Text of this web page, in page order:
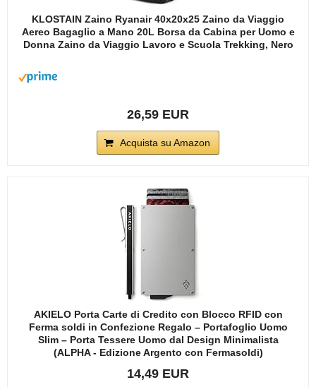
KLOSTAIN Zaino Ryanair 40x20x25 Zaino da Viaggio
Aereo Bagaglio a Mano 20L Borsa da Cabina per Uomo e
Donna Zaino da Viaggio Lavoro e Scuola Trekking, Nero
26,59 EUR
Acquista su Amazon
AKIELO Porta Carte di Credito con Blocco RFID con
Ferma soldi in Confezione Regalo – Portafoglio Uomo
Slim – Porta Tessere Uomo dal Design Minimalista
(ALPHA - Edizione Argento con Fermasoldi)
14,49 EUR